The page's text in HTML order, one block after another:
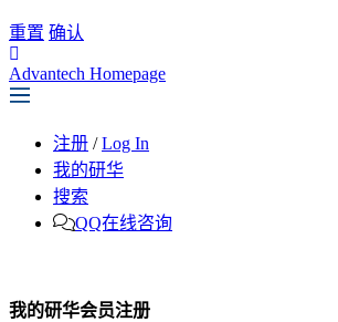
重置 确认
Advantech Homepage
注册 / Log In
我的研华
搜索
QQ在线咨询
我的研华会员注册